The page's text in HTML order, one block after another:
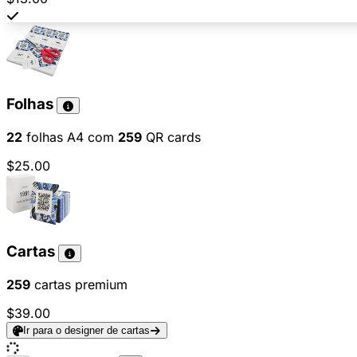
Folhas
22 folhas A4 com 259 QR cards
$25.00
Cartas
259 cartas premium
$39.00
Ir para o designer de cartas